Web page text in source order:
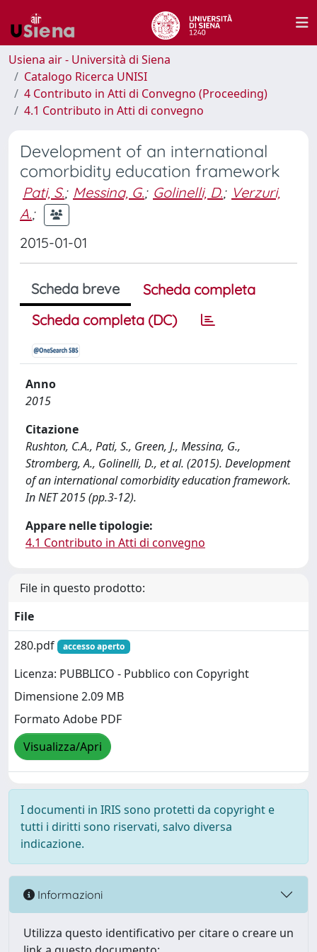
Usiena air - Università di Siena
Catalogo Ricerca UNISI
4 Contributo in Atti di Convegno (Proceeding)
4.1 Contributo in Atti di convegno
Development of an international
comorbidity education framework
Pati, S.; Messina, G.; Golinelli, D.; Verzuri,
A.;
2015-01-01
Scheda breve
Scheda completa
Scheda completa (DC)
Anno
2015
Citazione
Rushton, C.A., Pati, S., Green, J., Messina, G.,
Stromberg, A., Golinelli, D., et al. (2015). Development
of an international comorbidity education framework.
In NET 2015 (pp.3-12).
Appare nelle tipologie:
4.1 Contributo in Atti di convegno
File in questo prodotto:
File
280.pdf
accesso aperto
Licenza: PUBBLICO - Pubblico con Copyright
Dimensione 2.09 MB
Formato Adobe PDF
Visualizza/Apri
I documenti in IRIS sono protetti da copyright e
tutti i diritti sono riservati, salvo diversa
indicazione.
Informazioni
Utilizza questo identificativo per citare o creare un